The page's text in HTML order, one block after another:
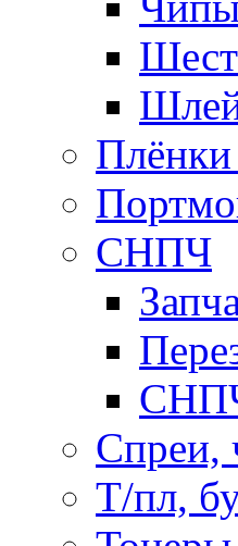
СНПЧ
Спреи,
Т/пл,